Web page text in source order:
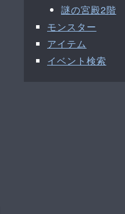
謎の宮殿2階
モンスター
アイテム
イベント検索